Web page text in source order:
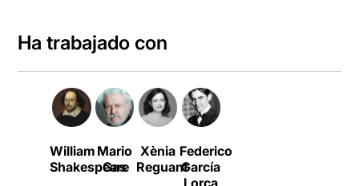
Ha trabajado con
William
Shakespeare
Mario
Gas
Xènia
Reguant
Federico
García
Lorca